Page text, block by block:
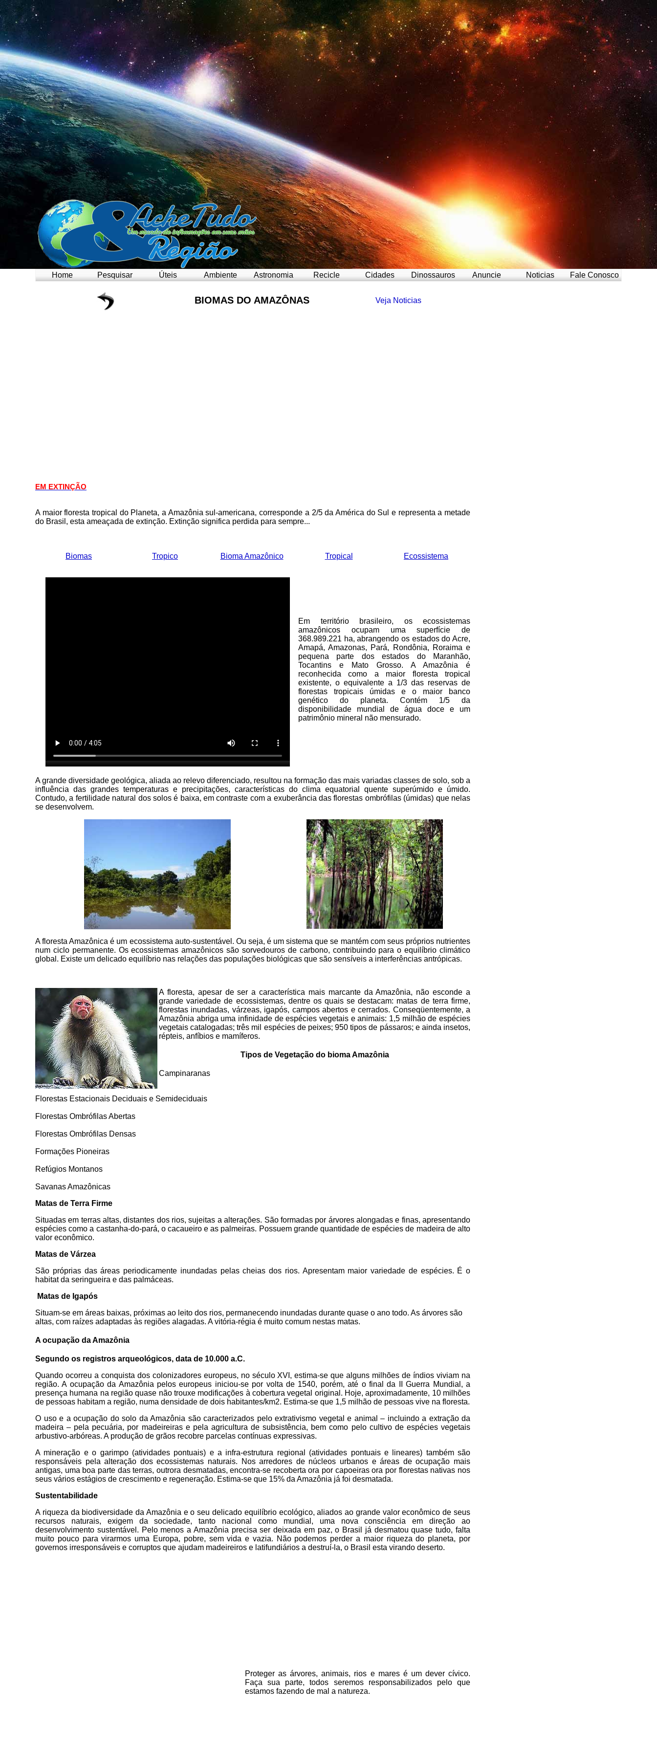
Home Pesquisar Úteis Ambiente Astronomia Recicle Cidades Dinossauros Anuncie Noticias Fale Conosco
BIOMAS DO AMAZÔNAS Veja Noticias
EM EXTINÇÃO
A maior floresta tropical do Planeta, a Amazônia sul-americana, corresponde a 2/5 da América do Sul e representa a metade
do Brasil, esta ameaçada de extinção. Extinção significa perdida para sempre...
Biomas Tropico Bioma Amazônico Tropical Ecossistema
Em território brasileiro, os ecossistemas
amazônicos ocupam uma superfície de
368.989.221 ha, abrangendo os estados do Acre,
Amapá, Amazonas, Pará, Rondônia, Roraima e
pequena parte dos estados do Maranhão,
Tocantins e Mato Grosso. A Amazônia é
reconhecida como a maior floresta tropical
existente, o equivalente a 1/3 das reservas de
florestas tropicais úmidas e o maior banco
genético do planeta. Contém 1/5 da
disponibilidade mundial de água doce e um
patrimônio mineral não mensurado.
A grande diversidade geológica, aliada ao relevo diferenciado, resultou na formação das mais variadas classes de solo, sob a
influência das grandes temperaturas e precipitações, características do clima equatorial quente superúmido e úmido.
Contudo, a fertilidade natural dos solos é baixa, em contraste com a exuberância das florestas ombrófilas (úmidas) que nelas
se desenvolvem.
A floresta Amazônica é um ecossistema auto-sustentável. Ou seja, é um sistema que se mantém com seus próprios nutrientes
num ciclo permanente. Os ecossistemas amazônicos são sorvedouros de carbono, contribuindo para o equilíbrio climático
global. Existe um delicado equilíbrio nas relações das populações biológicas que são sensíveis a interferências antrópicas.
A floresta, apesar de ser a característica mais marcante da Amazônia, não esconde a
grande variedade de ecossistemas, dentre os quais se destacam: matas de terra firme,
florestas inundadas, várzeas, igapós, campos abertos e cerrados. Conseqüentemente, a
Amazônia abriga uma infinidade de espécies vegetais e animais: 1,5 milhão de espécies
vegetais catalogadas; três mil espécies de peixes; 950 tipos de pássaros; e ainda insetos,
répteis, anfíbios e mamíferos.
Tipos de Vegetação do bioma Amazônia
Campinaranas
Florestas Estacionais Deciduais e Semideciduais
Florestas Ombrófilas Abertas
Florestas Ombrófilas Densas
Formações Pioneiras
Refúgios Montanos
Savanas Amazônicas
Matas de Terra Firme
Situadas em terras altas, distantes dos rios, sujeitas a alterações. São formadas por árvores alongadas e finas, apresentando
espécies como a castanha-do-pará, o cacaueiro e as palmeiras. Possuem grande quantidade de espécies de madeira de alto
valor econômico.
Matas de Várzea
São próprias das áreas periodicamente inundadas pelas cheias dos rios. Apresentam maior variedade de espécies. É o
habitat da seringueira e das palmáceas.
Matas de Igapós
Situam-se em áreas baixas, próximas ao leito dos rios, permanecendo inundadas durante quase o ano todo. As árvores são
altas, com raízes adaptadas às regiões alagadas. A vitória-régia é muito comum nestas matas.
A ocupação da Amazônia
Segundo os registros arqueológicos, data de 10.000 a.C.
Quando ocorreu a conquista dos colonizadores europeus, no século XVI, estima-se que alguns milhões de índios viviam na
região. A ocupação da Amazônia pelos europeus iniciou-se por volta de 1540, porém, até o final da II Guerra Mundial, a
presença humana na região quase não trouxe modificações à cobertura vegetal original. Hoje, aproximadamente, 10 milhões
de pessoas habitam a região, numa densidade de dois habitantes/km2. Estima-se que 1,5 milhão de pessoas vive na floresta.
O uso e a ocupação do solo da Amazônia são caracterizados pelo extrativismo vegetal e animal – incluindo a extração da
madeira – pela pecuária, por madeireiras e pela agricultura de subsistência, bem como pelo cultivo de espécies vegetais
arbustivo-arbóreas. A produção de grãos recobre parcelas contínuas expressivas.
A mineração e o garimpo (atividades pontuais) e a infra-estrutura regional (atividades pontuais e lineares) também são
responsáveis pela alteração dos ecossistemas naturais. Nos arredores de núcleos urbanos e áreas de ocupação mais
antigas, uma boa parte das terras, outrora desmatadas, encontra-se recoberta ora por capoeiras ora por florestas nativas nos
seus vários estágios de crescimento e regeneração. Estima-se que 15% da Amazônia já foi desmatada.
Sustentabilidade
A riqueza da biodiversidade da Amazônia e o seu delicado equilíbrio ecológico, aliados ao grande valor econômico de seus
recursos naturais, exigem da sociedade, tanto nacional como mundial, uma nova consciência em direção ao
desenvolvimento sustentável. Pelo menos a Amazônia precisa ser deixada em paz, o Brasil já desmatou quase tudo, falta
muito pouco para virarmos uma Europa, pobre, sem vida e vazia. Não podemos perder a maior riqueza do planeta, por
governos irresponsáveis e corruptos que ajudam madeireiros e latifundiários a destruí-la, o Brasil esta virando deserto.
Proteger as árvores, animais, rios e mares é um dever cívico.
Faça sua parte, todos seremos responsabilizados pelo que
estamos fazendo de mal a natureza.